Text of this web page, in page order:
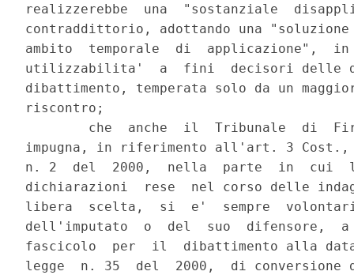
realizzerebbe  una  "sostanziale
contraddittorio, adottando una
ambito  temporale  di  applicazione",  in
utilizzabilita'  a  fini  decisori delle
dibattimento, temperata solo da un
riscontro;
che  anche  il  Tribunale  di
impugna, in riferimento all'art. 3
n. 2  del  2000,  nella  parte  in  cui
dichiarazioni  rese  nel corso delle
libera  scelta,  si  e'  sempre
dell'imputato  o  del  suo  difensore,
fascicolo  per  il  dibattimento alla
legge  n. 35  del  2000,  di conversione